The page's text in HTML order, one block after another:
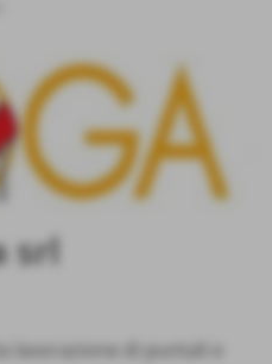
srl
lavorazione di puntali e